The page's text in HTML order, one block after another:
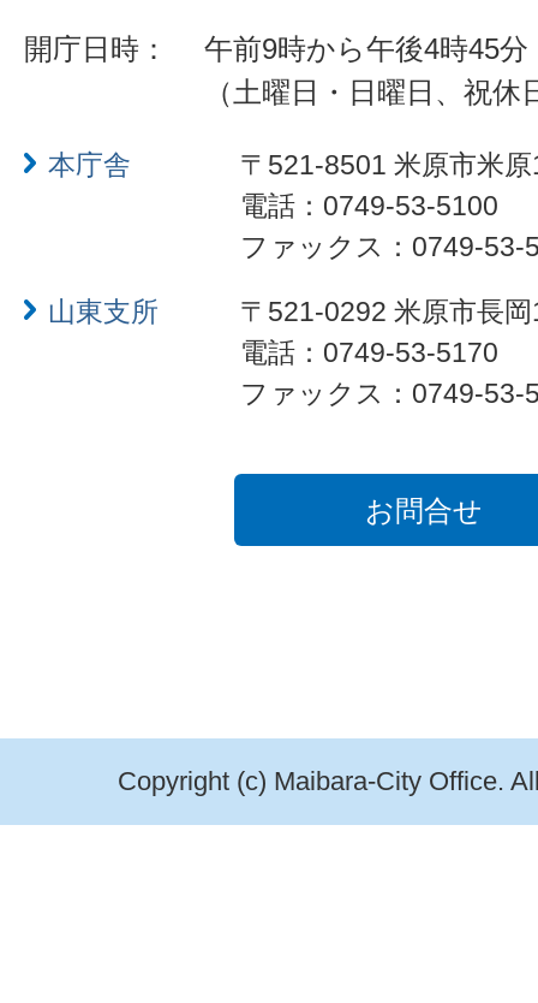
開庁日時：
午前9時から午後4時45分
（土曜日・日曜日、祝
本庁舎
〒521-8501 米原市米
電話：0749-53-5100
ファックス：0749-53-
山東支所
〒521-0292 米原市長
電話：0749-53-5170
ファックス：0749-53-
お問合せ
Copyright (c) Maibara-City Office.